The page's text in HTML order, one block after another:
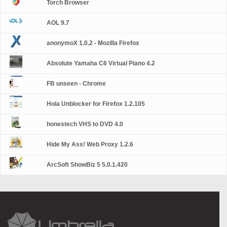
Torch Browser
AOL 9.7
anonymoX 1.0.2 - Mozilla Firefox
Absolute Yamaha C6 Virtual Piano 4.2
FB unseen - Chrome
Hola Unblocker for Firefox 1.2.105
honestech VHS to DVD 4.0
Hide My Ass! Web Proxy 1.2.6
ArcSoft ShowBiz 5 5.0.1.420